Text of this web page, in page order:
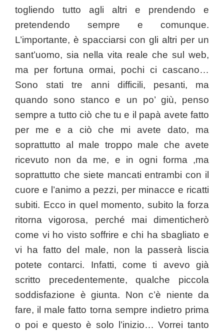
togliendo tutto agli altri e prendendo e
pretendendo sempre e comunque.
L’importante, è spacciarsi con gli altri per un
sant’uomo, sia nella vita reale che sul web,
ma per fortuna ormai, pochi ci cascano…
Sono stati tre anni difficili, pesanti, ma
quando sono stanco e un po’ giù, penso
sempre a tutto ciò che tu e il papà avete fatto
per me e a ciò che mi avete dato, ma
soprattutto al male troppo male che avete
ricevuto non da me, e in ogni forma ,ma
soprattutto che siete mancati entrambi con il
cuore e l’animo a pezzi, per minacce e ricatti
subiti. Ecco in quel momento, subito la forza
ritorna vigorosa, perché mai dimenticherò
come vi ho visto soffrire e chi ha sbagliato e
vi ha fatto del male, non la passerà liscia
potete contarci. Infatti, come ti avevo già
scritto precedentemente, qualche piccola
soddisfazione è giunta. Non c’è niente da
fare, il male fatto torna sempre indietro prima
o poi e questo è solo l’inizio… Vorrei tanto